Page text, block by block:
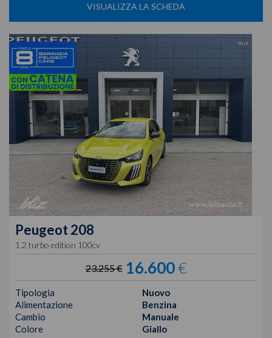
VISUALIZZA LA SCHEDA
Peugeot 208
1.2 turbo edition 100cv
23.255 € 16.600€
Tipologia
Nuovo
Alimentazione
Benzina
Cambio
Manuale
Colore
Giallo